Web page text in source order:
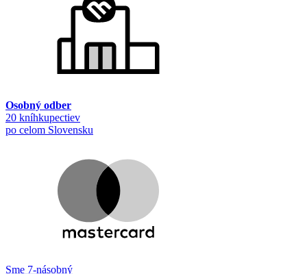
Osobný odber
20 kníhkupectiev
po celom Slovensku
Sme 7-násobný